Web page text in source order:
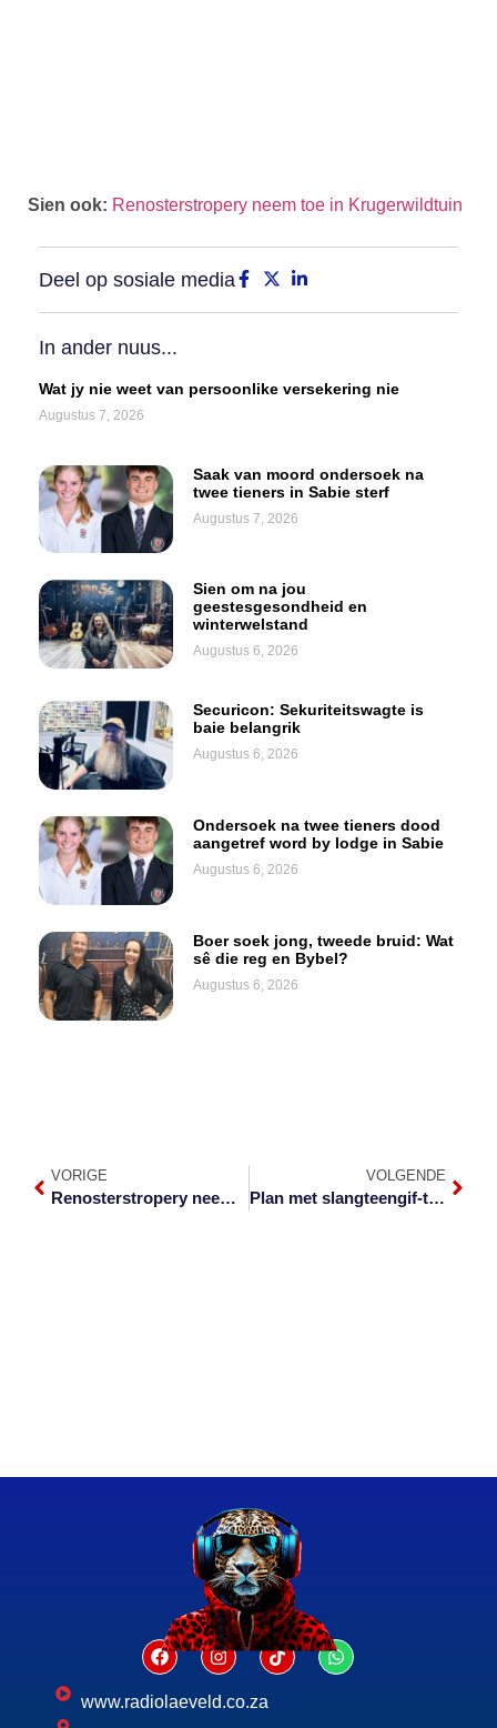
Sien ook: Renosterstropery neem toe in Krugerwildtuin
Deel op sosiale media
In ander nuus...
Wat jy nie weet van persoonlike versekering nie
Augustus 7, 2026
Saak van moord ondersoek na
twee tieners in Sabie sterf
Augustus 7, 2026
Sien om na jou
geestesgesondheid en
winterwelstand
Augustus 6, 2026
Securicon: Sekuriteitswagte is
baie belangrik
Augustus 6, 2026
Ondersoek na twee tieners dood
aangetref word by lodge in Sabie
Augustus 6, 2026
Boer soek jong, tweede bruid: Wat
sê die reg en Bybel?
Augustus 6, 2026
VORIGE
Renosterstropery neem toe in Krugerwildtuin
VOLGENDE
Plan met slangteengif-tekort
www.radiolaeveld.co.za